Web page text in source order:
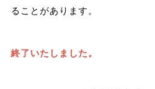
ることがあります。
終了いたしました。